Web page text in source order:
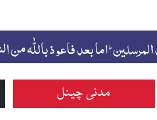
مدنی چینل